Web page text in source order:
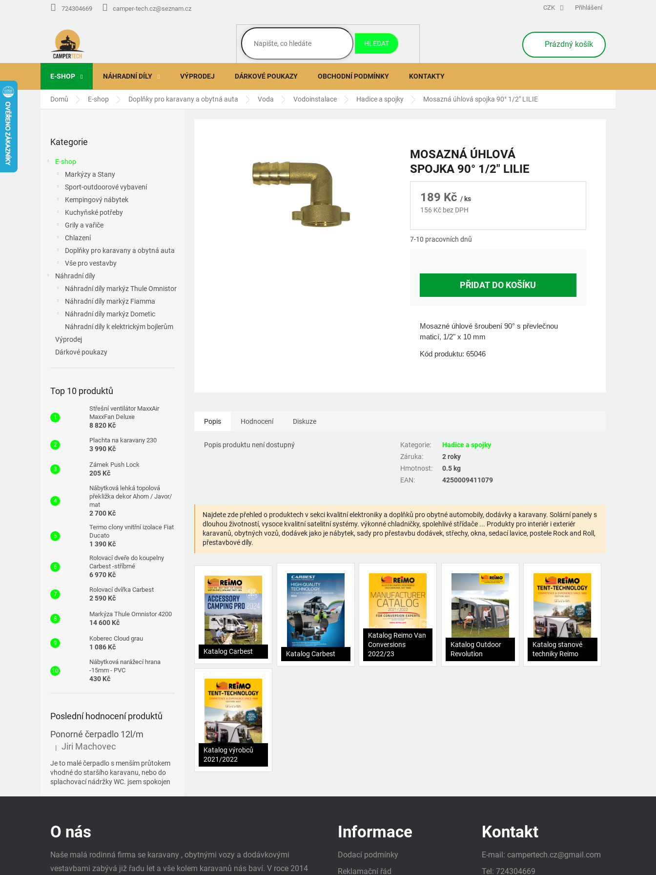
724304669 camper-tech.cz@seznam.cz CZK Přihlášení
HLEDAT
NÁKUPNÍ
KOŠÍK
Prázdný košík
E-SHOP NÁHRADNÍ DÍLY VÝPRODEJ DÁRKOVÉ POUKAZY OBCHODNÍ PODMÍNKY KONTAKTY
Domů E-shop Doplňky pro karavany a obytná auta Voda Vodoinstalace Hadice a spojky Mosazná úhlová spojka 90° 1/2" LILIE
kategorie
Kategorie
E-shop
Markýzy a Stany
Sport-outdoorové vybavení
Kempingový nábytek
Kuchyňské potřeby
Grily a vařiče
Chlazení
Doplňky pro karavany a obytná auta
Vše pro vestavby
Náhradní díly
Náhradní díly markýz Thule Omnistor
Náhradní díly markýz Fiamma
Náhradní díly markýz Dometic
Náhradní díly k elektrickým bojlerům
Výprodej
Dárkové poukazy
Top 10 produktů
Střešní ventilátor MaxxAir
MaxxFan Deluxe
8 820 Kč
Plachta na karavany 230
3 990 Kč
Zámek Push Lock
205 Kč
Nábytková lehká topolová
překližka dekor Ahorn / Javor/
mat
2 700 Kč
Termo clony vnitřní izolace Fiat
Ducato
1 390 Kč
Rolovací dveře do koupelny
Carbest -stříbrné
6 970 Kč
Rolovací dvířka Carbest
2 590 Kč
Markýza Thule Omnistor 4200
14 600 Kč
Koberec Cloud grau
1 086 Kč
Nábytková narážecí hrana
-15mm - PVC
430 Kč
Poslední hodnocení produktů
Ponorné čerpadlo 12l/m
Hodnocení produktu je 5 z 5 hvězdiček.
| Jiri Machovec
Je to malé čerpadlo s menším průtokem
vhodné do staršího karavanu, nebo do
splachovací nádržky WC. jsem spokojen
MOSAZNÁ ÚHLOVÁ
SPOJKA 90° 1/2" LILIE
189 Kč / ks
156 Kč bez DPH
7-10 pracovních dnů
PŘIDAT DO KOŠÍKU
Mosazné úhlové šroubení 90° s převlečnou
maticí, 1/2" x 10 mm
Kód produktu: 65046
Popis Hodnocení Diskuze
Popis produktu není dostupný Kategorie:
Hadice a spojky
Záruka:
2 roky
Hmotnost:
0.5 kg
EAN: 4250009411079
Najdete zde přehled o produktech v sekci kvalitní elektroniky a doplňků pro obytné automobily, dodávky a karavany. Solární panely s
dlouhou životností, vysoce kvalitní satelitní systémy. výkonné chladničky, spolehlivé střídače ... Produkty pro interiér i exteriér
karavanů, obytných vozů, dodávek jako je nábytek, sady pro přestavbu dodávek, střechy, okna, sedací lavice, postele Rock and Roll,
přestavbové díly.
Katalog Carbest Katalog Carbest
Katalog Reimo Van
Conversions
2022/23
Katalog Outdoor
Revolution
Katalog stanové
techniky Reimo
Katalog výrobců
2021/2022
O nás
Naše malá rodinná firma se karavany , obytnými vozy a dodávkovými
vestavbami zabývá již řadu let a vše kolem karavanů nás baví. V roce 2014
Informace
Dodací podmínky
Reklamační řád
Kontakt
E-mail: campertech.cz@gmail.com
Tel: 724304669